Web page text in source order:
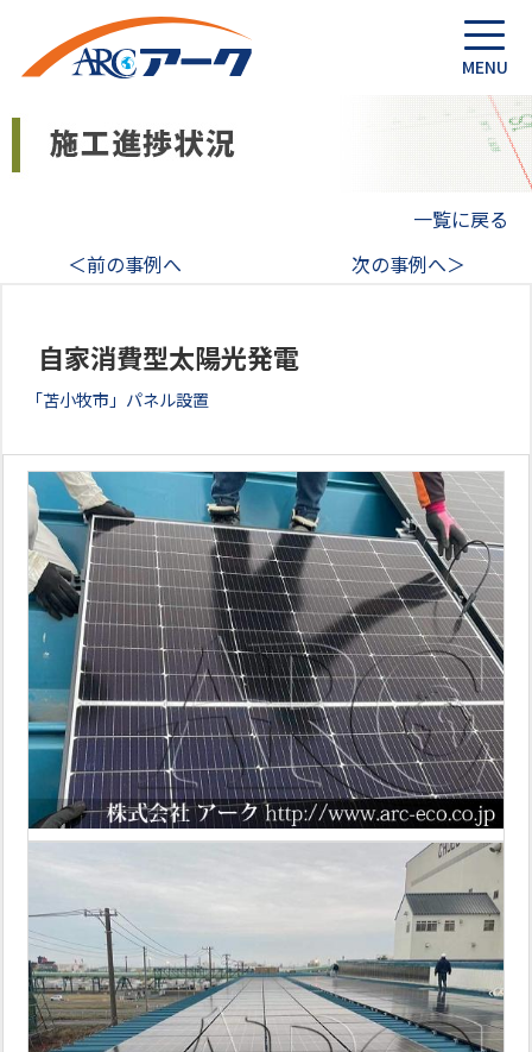
一覧に戻る
＜前の事例へ
次の事例へ＞
自家消費型太陽光発電
「苫小牧市」パネル設置